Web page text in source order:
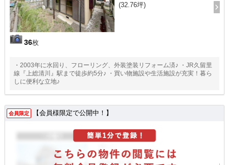
36枚
(32.76坪)
・2003年に水回り、フローリング、外装塗装リフォーム済♪ ・JR久留里
線『上総清川』駅まで徒歩約5分♪ ・買い物施設や生活施設が充実！暮ら
しに便利な立地♪
会員限定 【会員様限定で公開中！】